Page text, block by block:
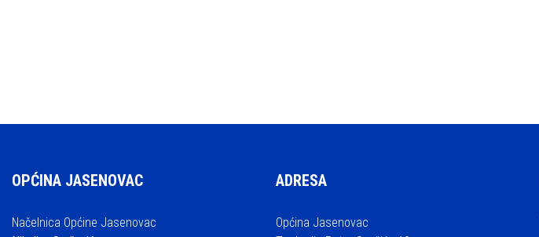
OPĆINA JASENOVAC
Načelnica Općine Jasenovac
ADRESA
Općina Jasenovac